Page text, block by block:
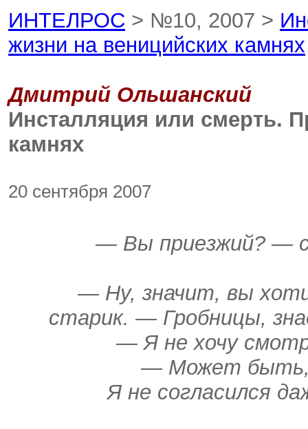
ИНТЕЛРОС > №10, 2007 >
жизни на веницийских камнях
Дмитрий Ольшанский
Инсталляция или смерть.
камнях
20 сентября 2007
— Вы приезжий? —
— Ну, значит, вы
старик. — Гробницы,
— Я не хочу
— Может быть,
Я не согласился